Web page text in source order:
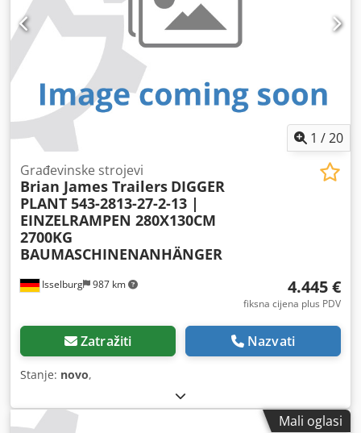
1 /20
Isselburg 987 km
Građevinske strojevi
Brian James Trailers DIGGER
PLANT 543-2813-27-2-13 |
EINZELRAMPEN 280X130CM
2700KG
BAUMASCHINENANHÄNGER
4.445 €
fiksna cijena plus PDV
Zatražiti Nazvati
Stanje: novo,
Mali oglasi